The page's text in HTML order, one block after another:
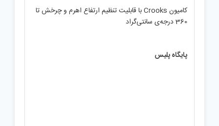
کامیون Crooks با قابلیت تنظیم ارتفاع اهرم و چرخش تا
360 درجه‌ی سانتی‌گراد
پایگاه‌ پلیس